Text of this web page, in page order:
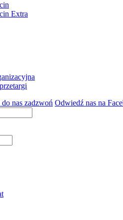
Extra
nas zadzwoń Odwiedź nas na